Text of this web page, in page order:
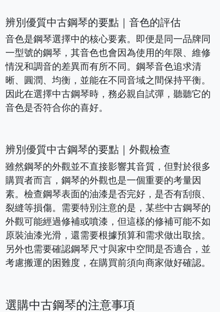
辨別優質中古鋼琴的要點｜音色的評估
音色是鋼琴選擇中的核心要素。即便是同一品牌同
一型號的鋼琴，其音色也會因為使用的年限、維修
情況和調音的差異而有所不同。鋼琴音色追求清
晰、圓潤、均衡，並能在不同音域之間保持平衡。
因此在選擇中古鋼琴時，務必親自試彈，聽聽它的
音色是否符合你的喜好。
辨別優質中古鋼琴的要點｜外觀檢查
雖然鋼琴的外觀並不直接影響其音質，但對於很多
購買者而言，鋼琴的外觀也是一個重要的考量因
素。檢查鋼琴表面的油漆是否完好，是否有刮痕、
裂縫等損傷。需要特別注意的是，某些中古鋼琴的
外觀可能經過修補或噴漆，但這樣的修補可能不如
原裝油漆光滑，還需要根據預算和需求做出取捨。
另外也需要確認鋼琴尺寸與家中空間是否適合，並
考慮搬運的困難度，在購買前須向商家做好確認。
選購中古鋼琴的注意事項